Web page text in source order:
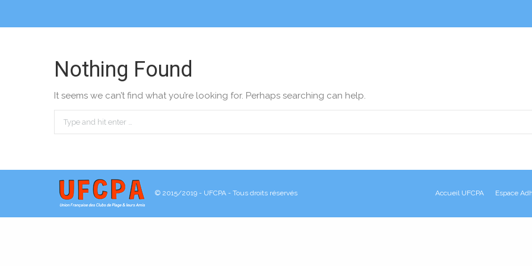
Nothing Found
It seems we can’t find what you’re looking for. Perhaps searching can help.
© 2015/2019 - UFCPA - Tous droits réservés Accueil UFCPA Espace